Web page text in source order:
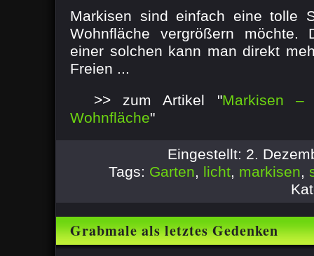
Markisen sind einfach eine tolle
Wohnfläche vergrößern möchte.
einer solchen kann man direkt
Freien ...
>> zum Artikel "Markisen –
Wohnfläche"
Eingestellt: 2.
Tags: Garten, licht, markisen,
Grabmale als letztes Gedenken